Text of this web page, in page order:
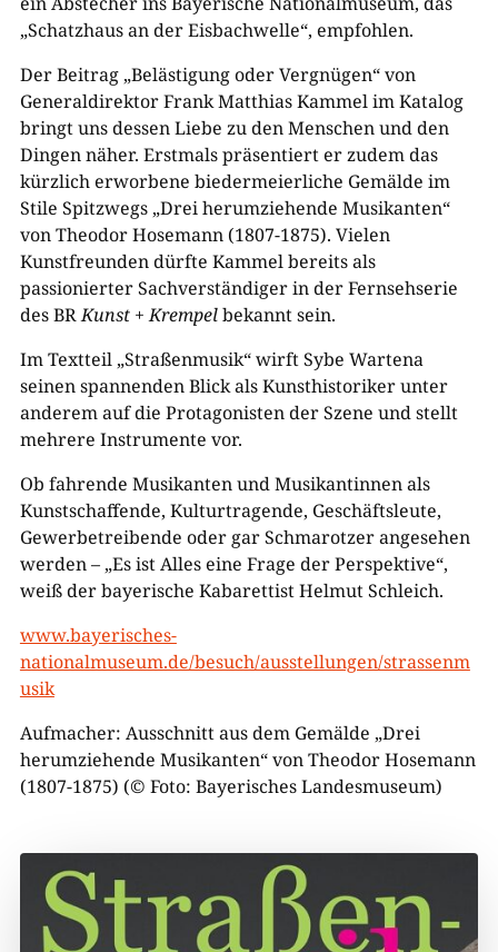
„Schatzhaus an der Eisbachwelle“, empfohlen.
Der Beitrag „Belästigung oder Vergnügen“ von
Generaldirektor Frank Matthias Kammel im Katalog
bringt uns dessen Liebe zu den Menschen und den
Dingen näher. Erstmals präsentiert er zudem das
kürzlich erworbene biedermeierliche Gemälde im
Stile Spitzwegs „Drei herumziehende Musikanten“
von Theodor Hosemann (1807-1875). Vielen
Kunstfreunden dürfte Kammel bereits als
passionierter Sachverständiger in der Fernsehserie
des BRKunst + Krempelbekannt sein.
Im Textteil „Straßenmusik“ wirft Sybe Wartena
seinen spannenden Blick als Kunsthistoriker unter
anderem auf die Protagonisten der Szene und stellt
mehrere Instrumente vor.
Ob fahrende Musikanten und Musikantinnen als
Kunstschaffende, Kulturtragende, Geschäftsleute,
Gewerbetreibende oder gar Schmarotzer angesehen
werden – „Es ist Alles eine Frage der Perspektive“,
weiß der bayerische Kabarettist Helmut Schleich.
www.bayerisches-
nationalmuseum.de/besuch/ausstellungen/strassenm
usik
Aufmacher: Ausschnitt aus dem Gemälde „Drei
herumziehende Musikanten“ von Theodor Hosemann
(1807-1875) (© Foto: Bayerisches Landesmuseum)